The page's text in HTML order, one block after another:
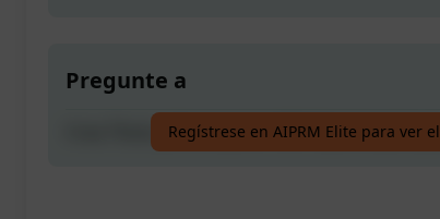
Pregunte a
Crea Título y Descripción SEO Optimizados
Regístrese en AIPRM Elite para ver